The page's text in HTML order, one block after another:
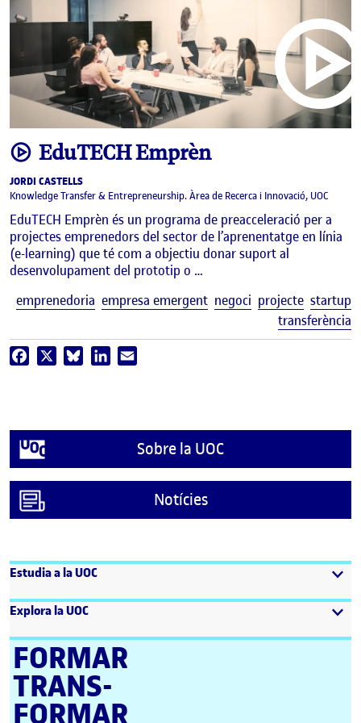
videoEduTECH Emprèn
JORDI CASTELLS
Knowledge Transfer & Entrepreneurship. Àrea de Recerca i Innovació, UOC
EduTECH Emprèn és un programa de preacceleració per a
projectes emprenedors del sector de l’aprenentatge en línia
(e-learning) que té com a objectiu donar suport al
desenvolupament del prototip o …
emprenedoria empresa emergent negoci projecte startup
transferència
Facebook BlueskyLinkedIn
Sobre la UOC
Notícies
Estudia a la UOC
Explora la UOC
FORMAR
TRANS­
FORMAR